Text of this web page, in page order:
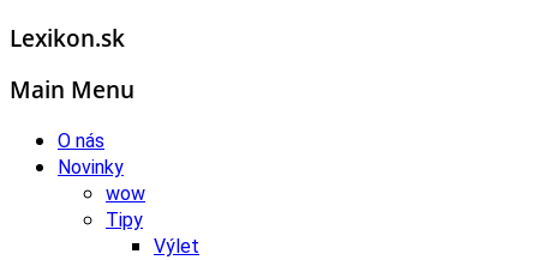
Lexikon.sk
Main Menu
O nás
Novinky
wow
Tipy
Výlet